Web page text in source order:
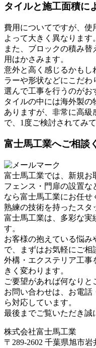
タイルと施工面積に
費用についてですが、使
よって大きく異なります。
また、ブロックの積み
用はかさみます。
意外と高く感じるかもし
ラーや形状などにこだわ
選んで工事を行うのがお
タイルの中には海外製
ありますが、非常に高
で、1度ご検討されてみて
富士馬工業へご相談
富士馬工業では、新規お
フェンス・門扉の設置な
なら富士馬工業にお任せ
熟練の技術を持ったスタ
富士馬工業は、多彩な実
す。
お客様の抱えている悩
で、まずはお気軽にご相
外構・エクステリア工事
きく変わります。
ご要望があれば何なりと
お問い合わせは、お電話
ら対応しています。
最後までご覧いただき誠
株式会社富士馬工業
〒289-2602 千葉県旭市岩